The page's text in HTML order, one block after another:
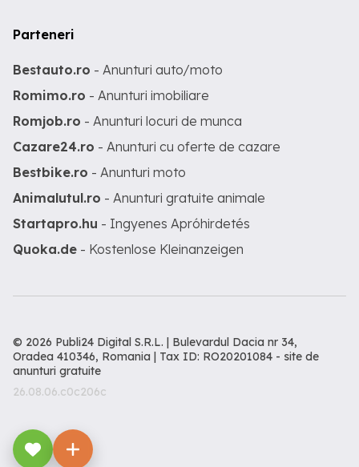
Parteneri
Bestauto.ro - Anunturi auto/moto
Romimo.ro - Anunturi imobiliare
Romjob.ro - Anunturi locuri de munca
Cazare24.ro - Anunturi cu oferte de cazare
Bestbike.ro - Anunturi moto
Animalutul.ro - Anunturi gratuite animale
Startapro.hu - Ingyenes Apróhirdetés
Quoka.de - Kostenlose Kleinanzeigen
© 2026 Publi24 Digital S.R.L. | Bulevardul Dacia nr 34,
Oradea 410346, Romania | Tax ID: RO20201084 - site de
anunturi gratuite
26.08.06.c0c206c